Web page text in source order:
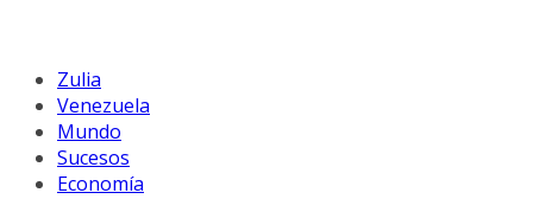
Zulia
Venezuela
Mundo
Sucesos
Economía